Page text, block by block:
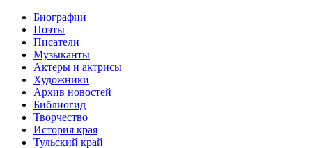
Биографии
Поэты
Писатели
Музыканты
Актеры и актрисы
Художники
Архив новостей
Библиогид
Творчество
История края
Тульский край